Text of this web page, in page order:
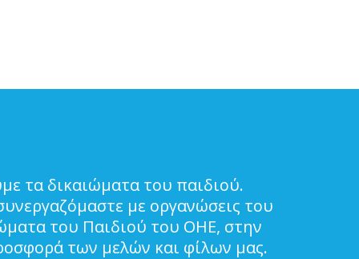
τα δικαιώματα του παιδιού.
με οργανώσεις του
του Παιδιού του ΟΗΕ, στην
των μελών και φίλων μας.